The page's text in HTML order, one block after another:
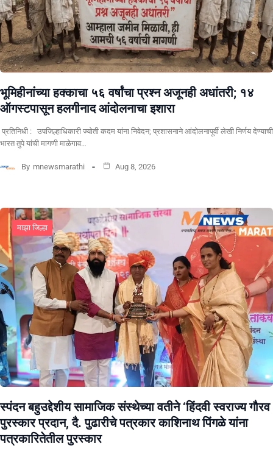
भूमिहीनांच्या हक्काचा ५६ वर्षांचा प्रश्न अजूनही अधांतरी; १४
ऑगस्टपासून हलगीनाद आंदोलनाचा इशारा
प्रतिनिधी : उपजिल्हाधिकारी ज्योती कदम यांना निवेदन; प्रशासनाने आंदोलनापूर्वी लेखी निर्णय देण्याची
भारत तुपे यांची मागणी माळेगाव…
By mnewsmarathi Aug 8, 2026
माझा जिल्हा
स्पंदन बहुउद्देशीय सामाजिक संस्थेच्या वतीने ‘हिंदवी स्वराज्य गौरव
पुरस्कार प्रदान, दै. पुढारीचे पत्रकार काशिनाथ पिंगळे यांना
पत्रकारितेतील पुरस्कार